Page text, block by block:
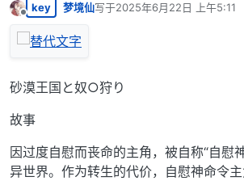
离线
key 梦境仙写于2025年6月22日 上午5:11
最后由 编辑
砂漠王国と奴○狩り
故事
因过度自慰而丧命的主角，被自称“自慰
异世界。作为转生的代价，自慰神命令主